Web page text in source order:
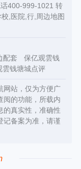
400-999-1021 转
,医院,行,周边地图
配套
保亿观雲钱
雲钱塘城点评
网站，仅为方便广
阅的功能，所载内
的真实性，准确性
记备案为准，请谨